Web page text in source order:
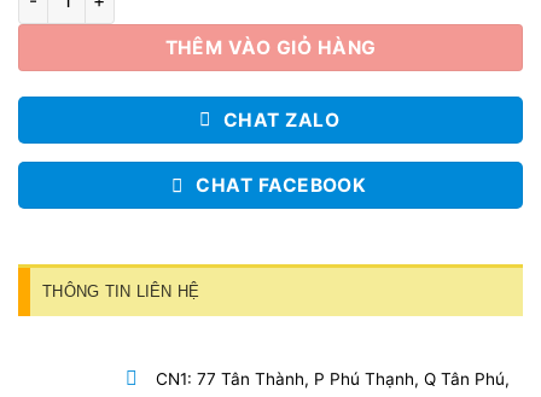
THÊM VÀO GIỎ HÀNG
CHAT ZALO
CHAT FACEBOOK
THÔNG TIN LIÊN HỆ
CN1: 77 Tân Thành, P Phú Thạnh, Q Tân Phú,